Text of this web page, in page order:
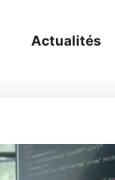
Actualités